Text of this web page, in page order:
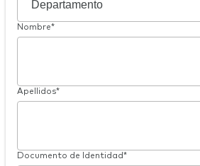
Nombre*
Apellidos*
Documento de Identidad*